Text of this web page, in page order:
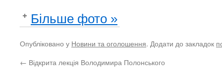
Більше фото »
Опубліковано у Новини та оголошення. Додати до закладок
← Відкрита лекція Володимира Полонського